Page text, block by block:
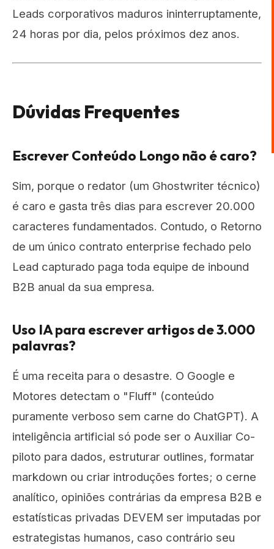
Leads corporativos maduros ininterruptamente,
24 horas por dia, pelos próximos dez anos.
Dúvidas Frequentes
Escrever Conteúdo Longo não é caro?
Sim, porque o redator (um Ghostwriter técnico)
é caro e gasta três dias para escrever 20.000
caracteres fundamentados. Contudo, o Retorno
de um único contrato enterprise fechado pelo
Lead capturado paga toda equipe de inbound
B2B anual da sua empresa.
Uso IA para escrever artigos de 3.000
palavras?
É uma receita para o desastre. O Google e
Motores detectam o "Fluff" (conteúdo
puramente verboso sem carne do ChatGPT). A
inteligência artificial só pode ser o Auxiliar Co-
piloto para dados, estruturar outlines, formatar
markdown ou criar introduções fortes; o cerne
analítico, opiniões contrárias da empresa B2B e
estatísticas privadas DEVEM ser imputadas por
estrategistas humanos, caso contrário seu